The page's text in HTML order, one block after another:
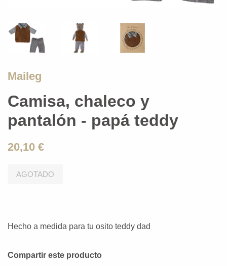
Maileg
Camisa, chaleco y
pantalón - papá teddy
20,10 €
AGOTADO
Hecho a medida para tu osito teddy dad
Compartir este producto